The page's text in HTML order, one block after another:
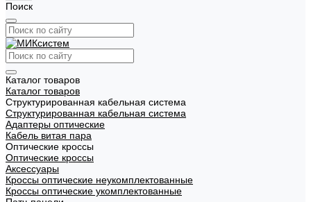
Поиск
Каталог товаров
Каталог товаров
Структурированная кабельная система
Структурированная кабельная система
Адаптеры оптические
Кабель витая пара
Оптические кроссы
Оптические кроссы
Аксессуары
Кроссы оптические неукомплектованные
Кроссы оптические укомплектованные